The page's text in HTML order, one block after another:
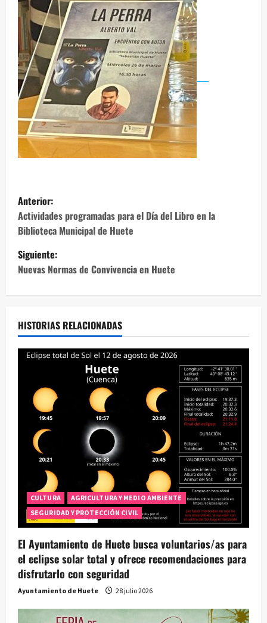
N
a
v
e
g
a
c
n
t
r
a
Anterior:
Actividades programadas para el Día del Libro en la
Biblioteca Municipal de Huete
Siguiente:
Nuevas Normas de Convivencia en Huete
HISTORIAS RELACIONADAS
CULTURA
AGRICULTURA Y MEDIO AMBIENTE
SEGURIDAD Y PROTECCIÓN CIVIL
El Ayuntamiento de Huete busca voluntarios/as para
el eclipse solar total y ofrece recomendaciones para
disfrutarlo con seguridad
Ayuntamiento de Huete 28 julio 2026